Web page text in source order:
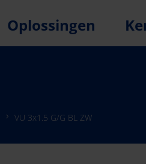
Oplossingen
VU 3x1.5 G/G BL ZW